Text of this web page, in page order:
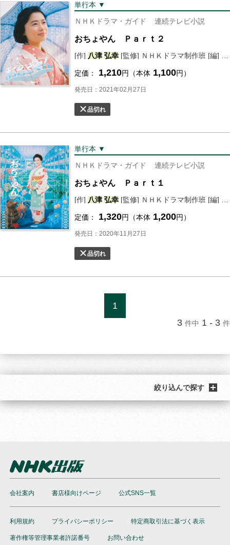
単行本 ▼
ＮＨＫドラマ・ガイド
連続テレビ小説
おちょやん Ｐａｒｔ２
[作] 八津 弘幸 [監修] ＮＨＫドラマ制作班 [編] ＮＨＫ出版
定価： 1,210円（本体 1,100円）
発売日：2021年02月27日
品切れ
単行本 ▼
ＮＨＫドラマ・ガイド
連続テレビ小説
おちょやん Ｐａｒｔ１
[作] 八津 弘幸 [監修] ＮＨＫドラマ制作班 [編] ＮＨＫ出版
定価： 1,320円（本体 1,200円）
発売日：2020年11月27日
品切れ
1
3 件中 1 - 3 件
絞り込んで探す
会社案内 書店様向けページ 公式SNS一覧
利用規約 プライバシーポリシー 特定商取引法に基づく表示
著作権等管理事業者許諾番号 お問い合わせ